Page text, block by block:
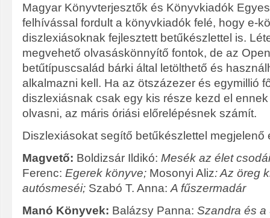
Magyar Könyvterjesztők és Könyvkiadók
felhívással fordult a könyvkiadók felé, hogy e-
diszlexiásoknak fejlesztett betűkészlettel is.
megvehető olvasáskönnyítő fontok, de az
betűtípuscsalád bárki által letölthető és
alkalmazni kell. Ha az ötszázezer és egymillió
diszlexiásnak csak egy kis része kezd el
olvasni, az máris óriási előrelépésnek számít.
Diszlexiásokat segítő betűkészlettel megjelenő
Magvető: Boldizsár Ildikó: Mesék az élet
Ferenc: Egerek könyve; Mosonyi Aliz: Az öreg
autósmeséi; Szabó T. Anna:A fűszermadár
Manó Könyvek: Balázsy Panna: Szandra és a